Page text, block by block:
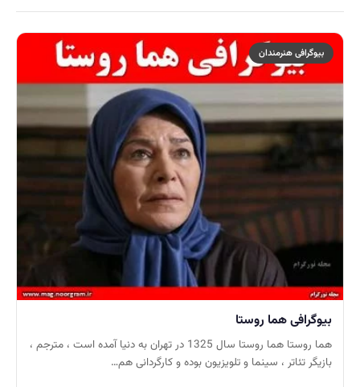
بیوگرافی هنرمندان
بیوگرافی هما روستا
هما روستا هما روستا سال 1325 در تهران به دنیا آمده است ، مترجم ،
بازیگر تئاتر ، سینما و تلویزیون بوده و کارگردانی هم…